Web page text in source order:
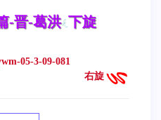
-晋-葛洪 下旋
05-3-09-081
右旋